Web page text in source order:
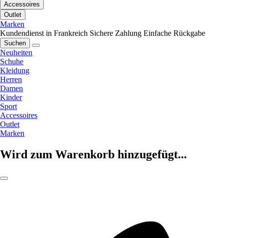
Accessoires
Outlet
Marken
Kundendienst in Frankreich Sichere Zahlung Einfache Rückgabe
Suchen
Neuheiten
Schuhe
Kleidung
Herren
Damen
Kinder
Sport
Accessoires
Outlet
Marken
Wird zum Warenkorb hinzugefügt...